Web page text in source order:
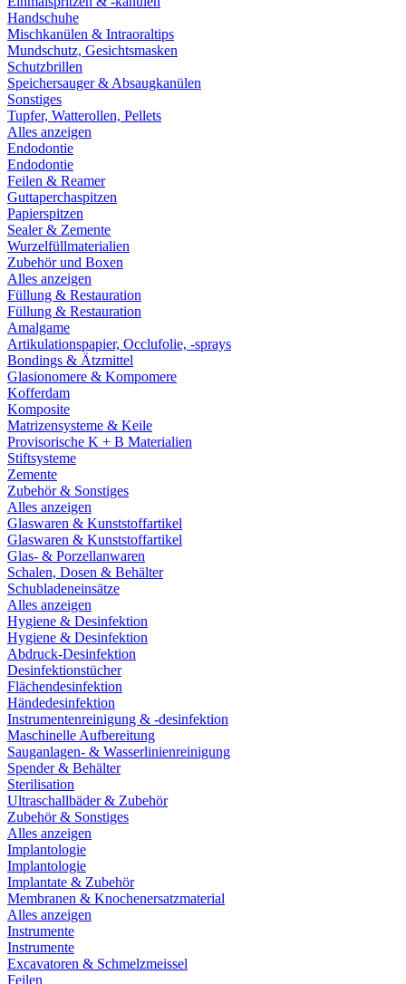
Handschuhe
Mischkanülen & Intraoraltips
Mundschutz, Gesichtsmasken
Schutzbrillen
Speichersauger & Absaugkanülen
Sonstiges
Tupfer, Watterollen, Pellets
Alles anzeigen
Endodontie
Endodontie
Feilen & Reamer
Guttaperchaspitzen
Papierspitzen
Sealer & Zemente
Wurzelfüllmaterialien
Zubehör und Boxen
Alles anzeigen
Füllung & Restauration
Füllung & Restauration
Amalgame
Artikulationspapier, Occlufolie, -sprays
Bondings & Ätzmittel
Glasionomere & Kompomere
Kofferdam
Komposite
Matrizensysteme & Keile
Provisorische K + B Materialien
Stiftsysteme
Zemente
Zubehör & Sonstiges
Alles anzeigen
Glaswaren & Kunststoffartikel
Glaswaren & Kunststoffartikel
Glas- & Porzellanwaren
Schalen, Dosen & Behälter
Schubladeneinsätze
Alles anzeigen
Hygiene & Desinfektion
Hygiene & Desinfektion
Abdruck-Desinfektion
Desinfektionstücher
Flächendesinfektion
Händedesinfektion
Instrumentenreinigung & -desinfektion
Maschinelle Aufbereitung
Sauganlagen- & Wasserlinienreinigung
Spender & Behälter
Sterilisation
Ultraschallbäder & Zubehör
Zubehör & Sonstiges
Alles anzeigen
Implantologie
Implantologie
Implantate & Zubehör
Membranen & Knochenersatzmaterial
Alles anzeigen
Instrumente
Instrumente
Excavatoren & Schmelzmeissel
Feilen